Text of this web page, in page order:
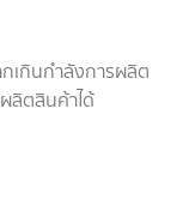
เกินกำลังการผลิต
ลิตสินค้าได้